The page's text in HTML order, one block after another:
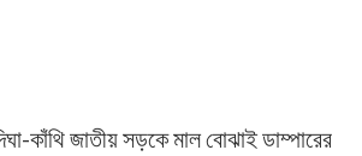
কাঁথি জাতীয় সড়কে মাল বোঝাই ডাম্পারের